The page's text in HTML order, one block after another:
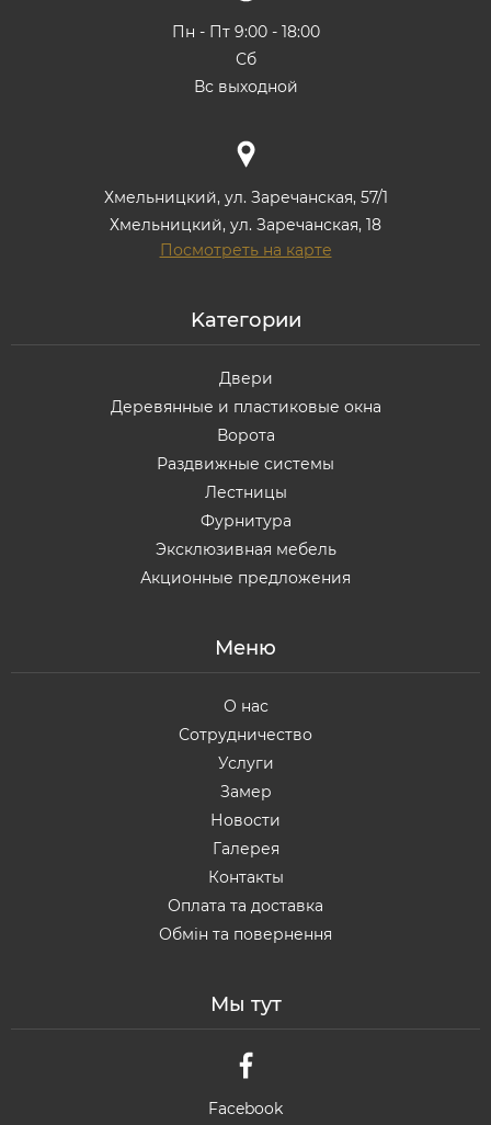
Пн - Пт 9:00 - 18:00
Сб
Вс выходной
Хмельницкий, ул. Заречанская, 57/1
Хмельницкий, ул. Заречанская, 18
Посмотреть на карте
Kатегории
Двери
Деревянные и пластиковые окна
Ворота
Раздвижные системы
Лестницы
Фурнитура
Эксклюзивная мебель
Акционные предложения
Меню
О нас
Сотрудничество
Услуги
Замер
Новости
Галерея
Контакты
Оплата та доставка
Обмін та повернення
Мы тут
Facebook